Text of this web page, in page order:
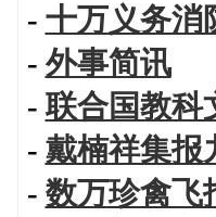
- 十万义务消
- 外事简讯
-联合国教科
- 戴楠祥集报
- 数万珍禽飞